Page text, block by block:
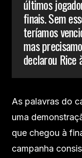
últimos
finais. Sem
teríamos
mas
declarou Rice
As palavras do
uma
que chegou à
campanha